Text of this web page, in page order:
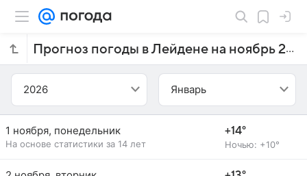
Прогноз погоды в Лейдене на ноябрь 2027 года
2026 Январь
1 ноября, понедельник
На основе статистики за 14 лет
+14°
Ночью: +10°